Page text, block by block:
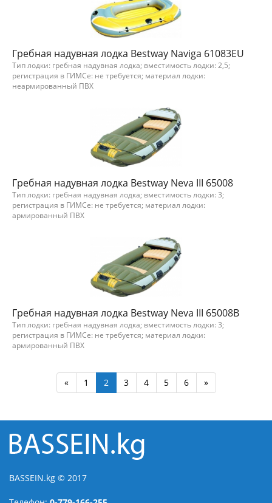
Гребная надувная лодка Bestway Naviga 61083EU
Тип лодки: гребная надувная лодка; вместимость лодки: 2,5;
регистрация в ГИМСе: не требуется; материал лодки:
неармированный ПВХ
Гребная надувная лодка Bestway Neva III 65008
Тип лодки: гребная надувная лодка; вместимость лодки: 3;
регистрация в ГИМСе: не требуется; материал лодки:
армированный ПВХ
Гребная надувная лодка Bestway Neva III 65008B
Тип лодки: гребная надувная лодка; вместимость лодки: 3;
регистрация в ГИМСе: не требуется; материал лодки:
армированный ПВХ
« 1 2 3 4 5 6 »
BASSEIN.kg © 2017